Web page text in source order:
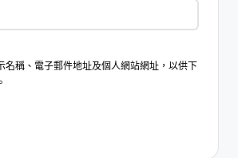
名稱、電子郵件地址及個人網站網址，以供下